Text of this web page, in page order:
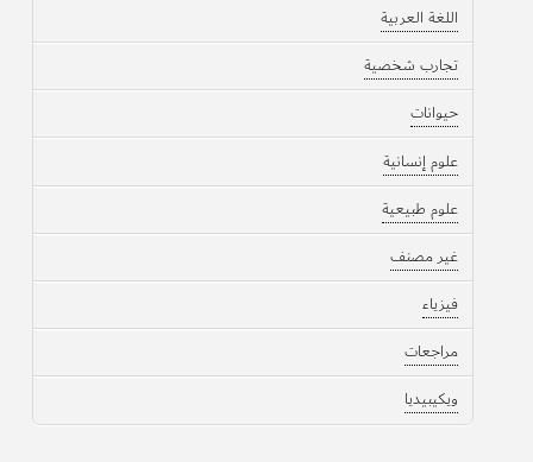
اللغة العربية
تجارب شخصية
حيوانات
علوم إنسانية
علوم طبيعية
غير مصنف
فيزياء
مراجعات
ويكيبيديا